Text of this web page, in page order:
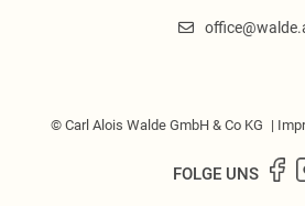
© Carl Alois Walde GmbH & Co KG
FOLGE UNS